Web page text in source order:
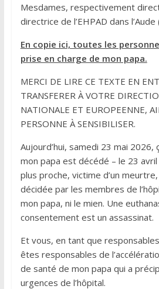
Mesdames, respectivement
directrice de l’EHPAD dans l’Aude
En copie ici, toutes les
prise en charge de mon papa.
MERCI DE LIRE CE TEXTE EN
TRANSFERER À VOTRE
NATIONALE ET EUROPEENNE,
PERSONNE À SENSIBILISER.
Aujourd’hui, samedi 23 mai 2026,
mon papa est décédé – le 23 avril
plus proche, victime d’un meurtre,
décidée par les membres de
mon papa, ni le mien. Une
consentement est un assassinat.
Et vous, en tant que
êtes responsables de
de santé de mon papa qui a
urgences de l’hôpital.